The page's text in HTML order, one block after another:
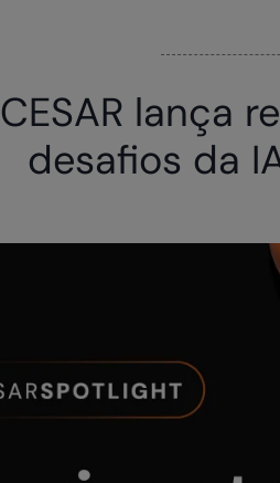
CESAR lança
desafios da